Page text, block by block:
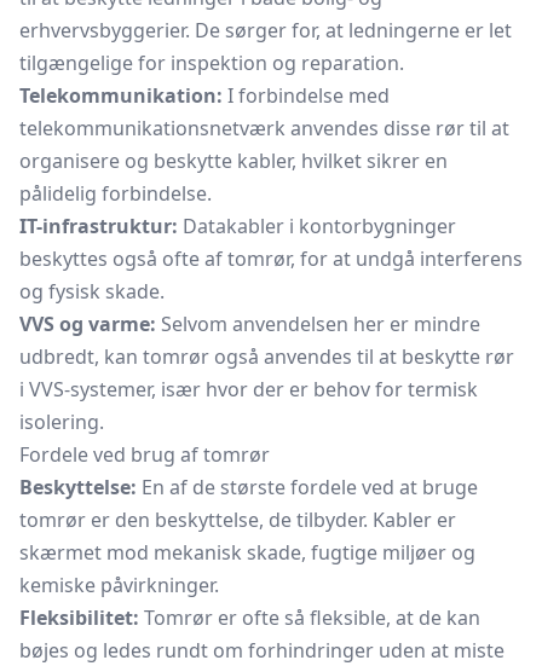
erhvervsbyggerier. De sørger for, at ledningerne er let
tilgængelige for inspektion og reparation.
Telekommunikation: I forbindelse med
telekommunikationsnetværk anvendes disse rør til at
organisere og beskytte kabler, hvilket sikrer en
pålidelig forbindelse.
IT-infrastruktur: Datakabler i kontorbygninger
beskyttes også ofte af tomrør, for at undgå interferens
og fysisk skade.
VVS og varme: Selvom anvendelsen her er mindre
udbredt, kan tomrør også anvendes til at beskytte rør
i VVS-systemer, især hvor der er behov for termisk
isolering.
Fordele ved brug af tomrør
Beskyttelse: En af de største fordele ved at bruge
tomrør er den beskyttelse, de tilbyder. Kabler er
skærmet mod mekanisk skade, fugtige miljøer og
kemiske påvirkninger.
Fleksibilitet: Tomrør er ofte så fleksible, at de kan
bøjes og ledes rundt om forhindringer uden at miste